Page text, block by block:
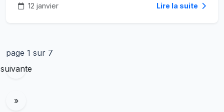
décision ? Ou bien plus tard, lors de la transcription sur
12 janvier Lire la suite
page 1 sur 7
suivante
»